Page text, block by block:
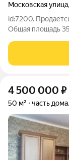
Московская улица,
id:7200.
Общая площадь
сотки. На участке
4 500 000 ₽
50 м² часть